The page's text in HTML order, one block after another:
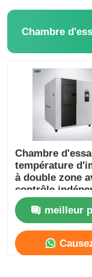
Chambre
Chambre
température
à double zone
contrôle
de l'humidité
meilleur